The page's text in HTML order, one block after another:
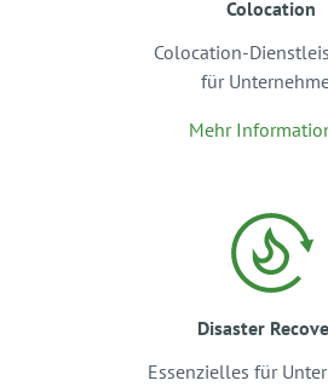
Colocation
Colocation-
für
Mehr
Disaster
Essenzielles für